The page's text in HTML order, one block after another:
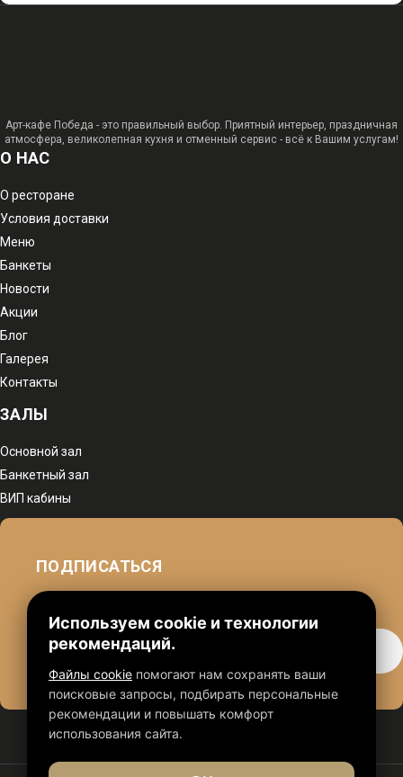
Арт-кафе Победа - это правильный выбор. Приятный интерьер, праздничная
атмосфера, великолепная кухня и отменный сервис - всё к Вашим услугам!
О НАС
О ресторане
Условия доставки
Меню
Банкеты
Новости
Акции
Блог
Галерея
Контакты
ЗАЛЫ
Основной зал
Банкетный зал
ВИП кабины
ПОДПИСАТЬСЯ
Используем cookie и технологии
рекомендаций.
Файлы cookie помогают нам сохранять ваши
поисковые запросы, подбирать персональные
рекомендации и повышать комфорт
использования сайта.